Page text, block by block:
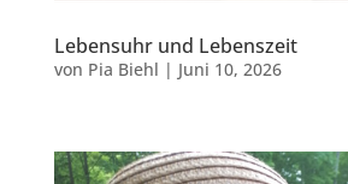
Lebensuhr und Lebenszeit
von Pia Biehl | Juni 10, 2026